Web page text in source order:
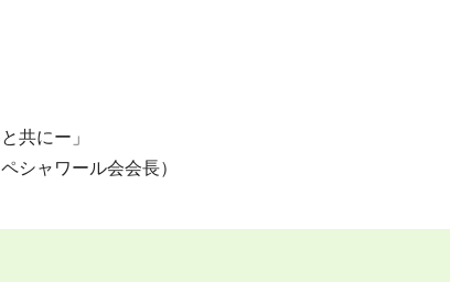
共にー」
シャワール会会長）